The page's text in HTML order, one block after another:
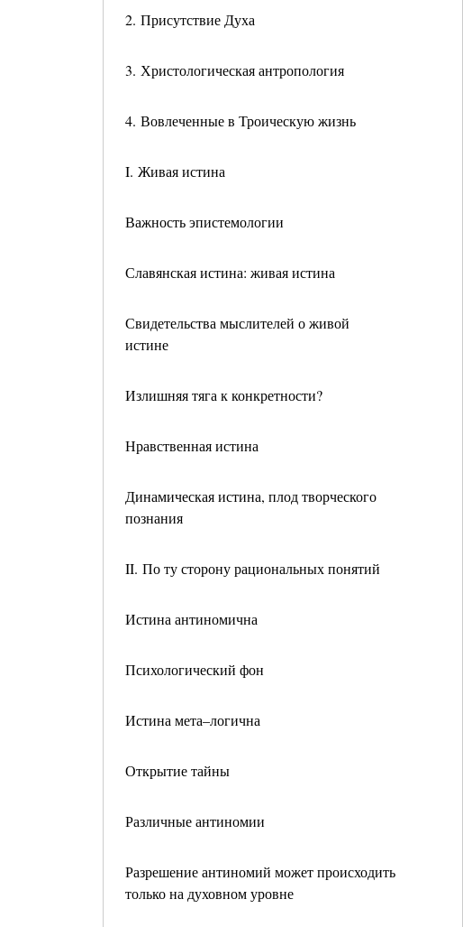
2. Присутствие Духа
3. Христологическая антропология
4. Вовлеченные в Троическую жизнь
I. Живая истина
Важность эпистемологии
Славянская истина: живая истина
Свидетельства мыслителей о живой
истине
Излишняя тяга к конкретности?
Нравственная истина
Динамическая истина, плод творческого
познания
II. По ту сторону рациональных понятий
Истина антиномична
Психологический фон
Истина мета–логична
Открытие тайны
Различные антиномии
Разрешение антиномий может происходить
только на духовном уровне